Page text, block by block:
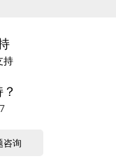
持
咨询